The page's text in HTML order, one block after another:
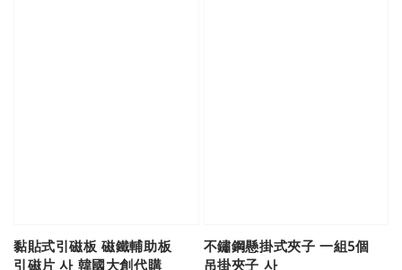
黏貼式引磁板 磁鐵輔助板
引磁片 사 韓國大創代購
不鏽鋼懸掛式夾子 一組5個
吊掛夾子 사